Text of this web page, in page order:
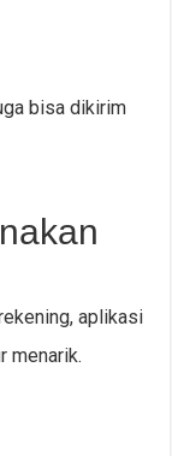
bisa dikirim
aplikasi
menarik.